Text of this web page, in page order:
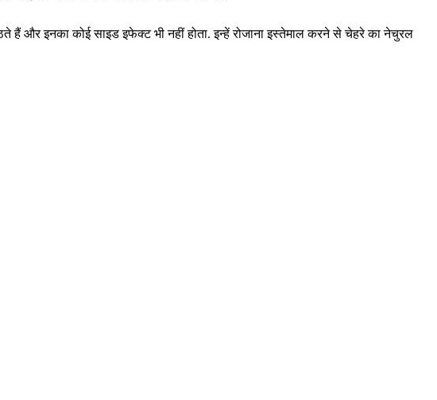
इनका कोई साइड इफेक्ट भी नहीं होता. इन्हें रोजाना इस्तेमाल करने से चेहरे का नेचुरल